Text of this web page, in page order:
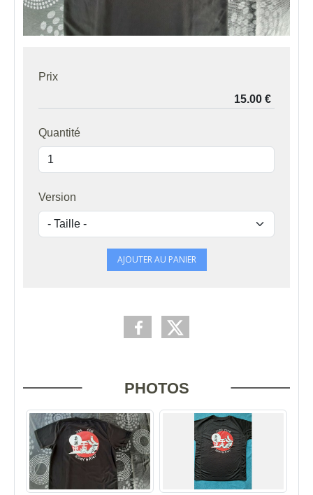
Prix
Quantité
Version
AJOUTER AU PANIER
PHOTOS